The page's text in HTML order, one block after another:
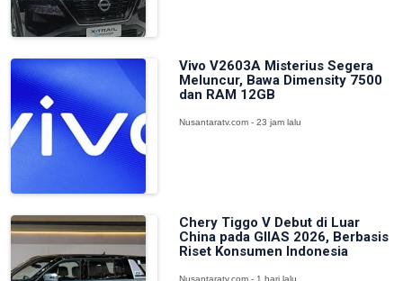
Vivo V2603A Misterius Segera
Meluncur, Bawa Dimensity 7500
dan RAM 12GB
Nusantaratv.com - 23 jam lalu
Chery Tiggo V Debut di Luar
China pada GIIAS 2026, Berbasis
Riset Konsumen Indonesia
Nusantaratv.com - 1 hari lalu